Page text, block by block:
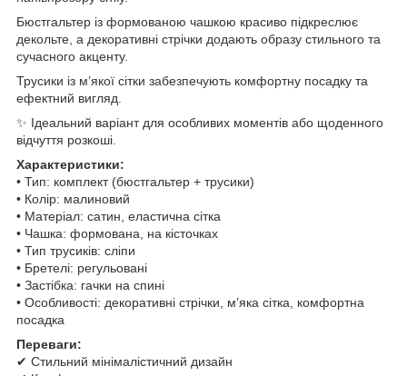
Бюстгальтер із формованою чашкою красиво підкреслює
декольте, а декоративні стрічки додають образу стильного та
сучасного акценту.
Трусики із м’якої сітки забезпечують комфортну посадку та
ефектний вигляд.
✨ Ідеальний варіант для особливих моментів або щоденного
відчуття розкоші.
Характеристики:
• Тип: комплект (бюстгальтер + трусики)
• Колір: малиновий
• Матеріал: сатин, еластична сітка
• Чашка: формована, на кісточках
• Тип трусиків: сліпи
• Бретелі: регульовані
• Застібка: гачки на спині
• Особливості: декоративні стрічки, м’яка сітка, комфортна
посадка
Переваги:
✔ Стильний мінімалістичний дизайн